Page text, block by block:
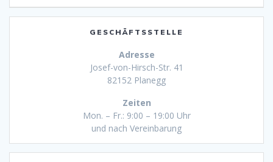
GESCHÄFTSSTELLE
Adresse
Josef-von-Hirsch-Str. 41
82152 Planegg
Zeiten
Mon. – Fr.: 9:00 – 19:00 Uhr
und nach Vereinbarung